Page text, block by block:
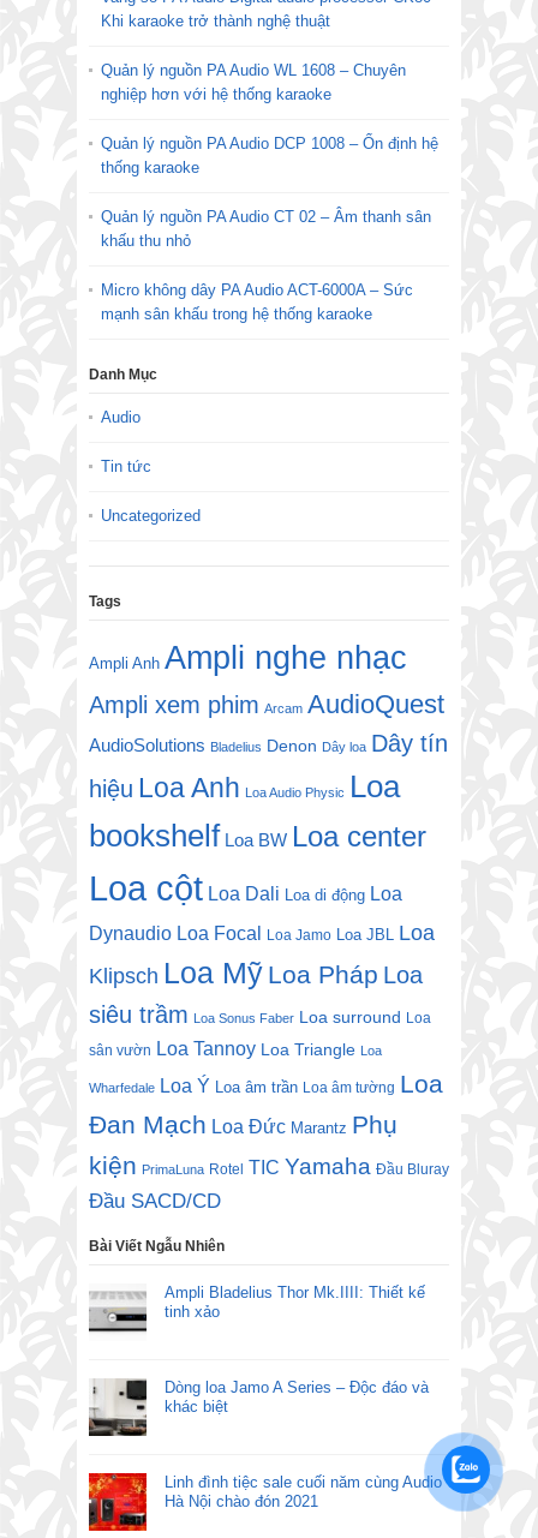
Khi karaoke trở thành nghệ thuật
Quản lý nguồn PA Audio WL 1608 – Chuyên
nghiệp hơn với hệ thống karaoke
Quản lý nguồn PA Audio DCP 1008 – Ổn định hệ
thống karaoke
Quản lý nguồn PA Audio CT 02 – Âm thanh sân
khấu thu nhỏ
Micro không dây PA Audio ACT-6000A – Sức
mạnh sân khấu trong hệ thống karaoke
Danh Mục
Audio
Tin tức
Uncategorized
Tags
Ampli Anh Ampli nghe nhạc
Ampli xem phim Arcam AudioQuest
AudioSolutions Bladelius Denon Dây loa Dây tín
hiệu Loa Anh Loa Audio Physic Loa
bookshelf Loa BW Loa center
Loa cột Loa Dali Loa di động Loa
Dynaudio Loa Focal Loa Jamo Loa JBL Loa
Klipsch Loa Mỹ Loa Pháp Loa
siêu trầm Loa Sonus Faber Loa surround Loa
sân vườn Loa Tannoy Loa Triangle Loa
Wharfedale Loa Ý Loa âm trần Loa âm tường Loa
Đan Mạch Loa Đức Marantz Phụ
kiện PrimaLuna Rotel TIC Yamaha Đầu Bluray
Đầu SACD/CD
Bài Viết Ngẫu Nhiên
Ampli Bladelius Thor Mk.IIII: Thiết kế
tinh xảo
Dòng loa Jamo A Series – Độc đáo và
khác biệt
Linh đình tiệc sale cuối năm cùng Audio
Hà Nội chào đón 2021